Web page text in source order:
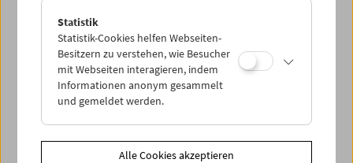
< zurück zur Übersicht
Statistik
Statistik-Cookies helfen Webseiten-
Besitzern zu verstehen, wie Besucher
mit Webseiten interagieren, indem
Informationen anonym gesammelt
und gemeldet werden.
Alle Cookies akzeptieren